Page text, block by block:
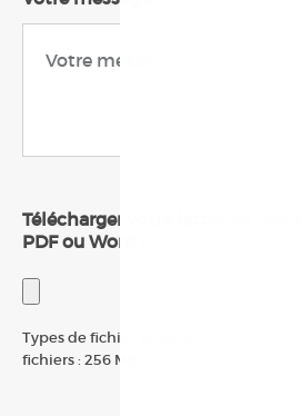
Télécharger votre lettre de
PDF ou Word)
Types de fichier acceptés : pdf, doc,
fichiers : 256 MB.